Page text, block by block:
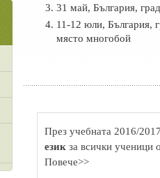
31 май, България,
11-12 юли, България,
място многобой
През учебната 2016/
език за всички ученици
Повече>>